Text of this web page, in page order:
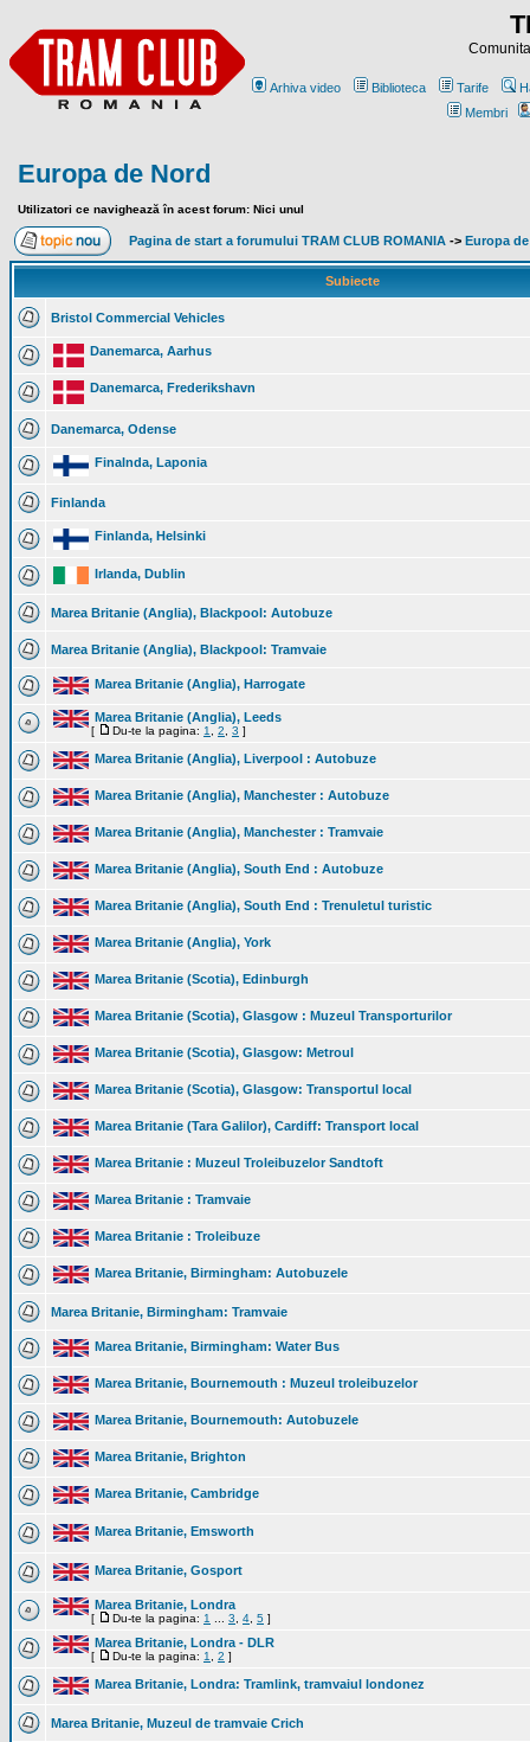
Arhiva video Biblioteca Tarife
Membri
Europa de Nord
Utilizatori ce navighează în acest forum: Nici unul
Pagina de start a forumului TRAM CLUB ROMANIA -> Europa
Subiecte
Bristol Commercial Vehicles
Danemarca, Aarhus
Danemarca, Frederikshavn
Danemarca, Odense
Finalnda, Laponia
Finlanda
Finlanda, Helsinki
Irlanda, Dublin
Marea Britanie (Anglia), Blackpool: Autobuze
Marea Britanie (Anglia), Blackpool: Tramvaie
Marea Britanie (Anglia), Harrogate
Marea Britanie (Anglia), Leeds
[ Du-te la pagina: 1 2 3 ]
Marea Britanie (Anglia), Liverpool : Autobuze
Marea Britanie (Anglia), Manchester : Autobuze
Marea Britanie (Anglia), Manchester : Tramvaie
Marea Britanie (Anglia), South End : Autobuze
Marea Britanie (Anglia), South End : Trenuletul turistic
Marea Britanie (Anglia), York
Marea Britanie (Scotia), Edinburgh
Marea Britanie (Scotia), Glasgow : Muzeul Transporturilor
Marea Britanie (Scotia), Glasgow: Metroul
Marea Britanie (Scotia), Glasgow: Transportul local
Marea Britanie (Tara Galilor), Cardiff: Transport local
Marea Britanie : Muzeul Troleibuzelor Sandtoft
Marea Britanie : Tramvaie
Marea Britanie : Troleibuze
Marea Britanie, Birmingham: Autobuzele
Marea Britanie, Birmingham: Tramvaie
Marea Britanie, Birmingham: Water Bus
Marea Britanie, Bournemouth : Muzeul troleibuzelor
Marea Britanie, Bournemouth: Autobuzele
Marea Britanie, Brighton
Marea Britanie, Cambridge
Marea Britanie, Emsworth
Marea Britanie, Gosport
Marea Britanie, Londra
[ Du-te la pagina: 1 3 4 5 ]
Marea Britanie, Londra - DLR
[ Du-te la pagina: 1 2 ]
Marea Britanie, Londra: Tramlink, tramvaiul londonez
Marea Britanie, Muzeul de tramvaie Crich